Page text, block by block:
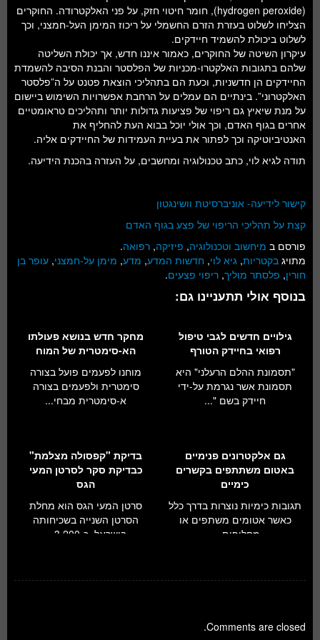
(hydrogen peroxide), חומר חיטוי חזק, על פני האלקטרודה. החוקרים
הצליחו לשלוט בעזרת הזרם החשמלי על ריכוז המימן העל-חמצני, וכך
לשלוט ביכולת להשמיד חיידקים.
עיקרון השיטה של החוקרים, כאמור איננו חדש, אך יכולת השליטה
שלהם בתגובות האלקטרו-מכניות של הפלסטר והבנת הסיבה להשמדת
החיידקים הן חדשניות, וכעת הם בתהליכי הוצאת פטנט על ה”פלסטר
האלקטרוני”. בינתיים הם עמלים על הרחבת אפשרויות השימוש ביישום
על מנת שיאיץ גם ריפוי של פציעות גדולות יותר ותהליכים טראומטיים
אחרים בגוף האדם, וכך אולי יוכל בבוא העת להחליף את
האנטיביוטיקה וכך לפתור את בעיית העמידות של החיידקים אליה.
תודה לגיא לוי, כתב טכנולוגיה ומחשבים, על העזרה בהכנת הידיעה.
קישור לידיעה- אוניברסיטת וושינגטון
קצת על תהליכי הריפוי של פצע בגוף האדם
פורסם ב מיחשוב וטכנולוגיה, פיזיקה, רפואה.
מתויג בקטריות, גיא לוי, חדשות המדע, מדע, מימן על-חמצני, עופר בן
חורין, פלסתר מוליך, ריפוי פצעים.
בנוסף אולי תתעניינו גם:
גילויים חדשים לגבי טיפול
רפואי בחיידק הטורף
"תסמונת ההלם הרעלני" היא
תסמונת אשר נגרמת על-ידי
חיידק בשם "...
מחקר חדש בנושא פעולתו
הא-סימטרית של המוח
מוחנו לפעמים פועל בצורה
סימטרית ולפעמים בצורה
א-סימטרית מבחי...
גם אלקטרונים פנימיים
באטום משתתפים בקשרים
כימיים
תגובות כימיות נוצרות בדרך כלל
כאשר אטומים משתפים או
מחליפים ...
בדיקת "קפסולה מצלמת"
כבדיקת סקר לסרטן המעי
הגס
סרטן המעי הגס הוא מחלת
הסרטן השנייה בשכיחותה
בישראל. כ-3,200...
Comments are closed.